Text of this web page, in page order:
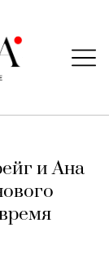
и Ана